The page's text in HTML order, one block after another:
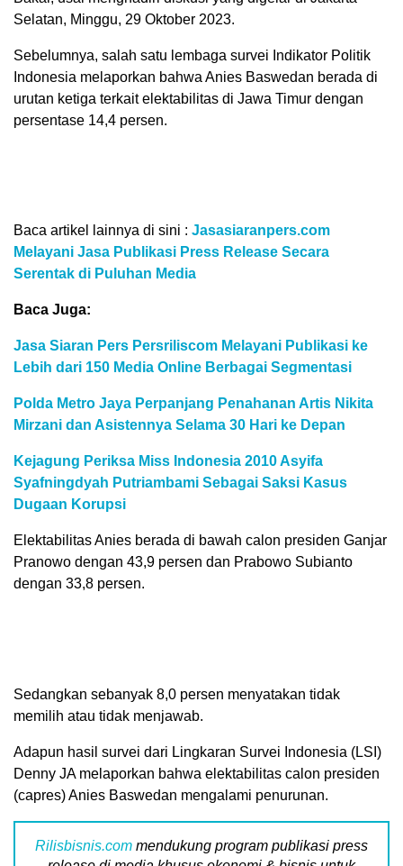
Selatan, Minggu, 29 Oktober 2023.
Sebelumnya, salah satu lembaga survei Indikator Politik
Indonesia melaporkan bahwa Anies Baswedan berada di
urutan ketiga terkait elektabilitas di Jawa Timur dengan
persentase 14,4 persen.
Baca artikel lainnya di sini : Jasasiaranpers.com
Melayani Jasa Publikasi Press Release Secara
Serentak di Puluhan Media
Baca Juga:
Jasa Siaran Pers Persriliscom Melayani Publikasi ke
Lebih dari 150 Media Online Berbagai Segmentasi
Polda Metro Jaya Perpanjang Penahanan Artis Nikita
Mirzani dan Asistennya Selama 30 Hari ke Depan
Kejagung Periksa Miss Indonesia 2010 Asyifa
Syafningdyah Putriambami Sebagai Saksi Kasus
Dugaan Korupsi
Elektabilitas Anies berada di bawah calon presiden Ganjar
Pranowo dengan 43,9 persen dan Prabowo Subianto
dengan 33,8 persen.
Sedangkan sebanyak 8,0 persen menyatakan tidak
memilih atau tidak menjawab.
Adapun hasil survei dari Lingkaran Survei Indonesia (LSI)
Denny JA melaporkan bahwa elektabilitas calon presiden
(capres) Anies Baswedan mengalami penurunan.
Rilisbisnis.com mendukung program publikasi press